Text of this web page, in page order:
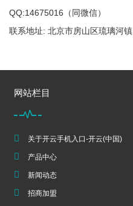
QQ:14675016（同微信）
联系地址: 北京市房山区琉璃河镇
网站栏目
关于开云手机入口-开云(中国)
产品中心
新闻动态
招商加盟